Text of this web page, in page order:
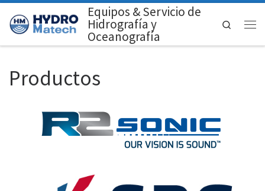
Saltar al contenido Equipos & Servicio de
Hidrografía y
Oceanografía
Search
Productos